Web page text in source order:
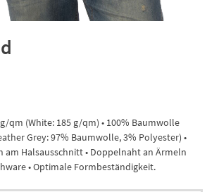
qm (White: 185 g/qm) • 100% Baumwolle
Grey: 97% Baumwolle, 3% Polyester) •
am Halsausschnitt • Doppelnaht an Ärmeln
• Optimale Formbeständigkeit.